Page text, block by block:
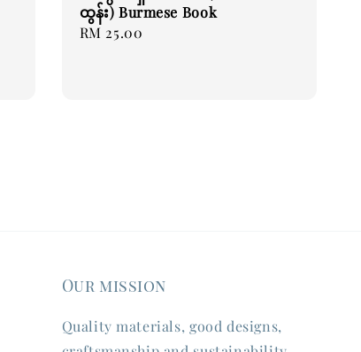
ထွန်း) Burmese Book
Regular
RM 25.00
Our mission
Quality materials, good designs,